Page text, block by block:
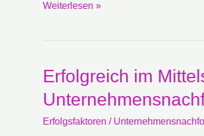
der
Weiterlesen »
Erfolgreich im
Erfolgsfaktoren /
Erfolgreich
im
Mittelstand:
Erfolgsfaktoren